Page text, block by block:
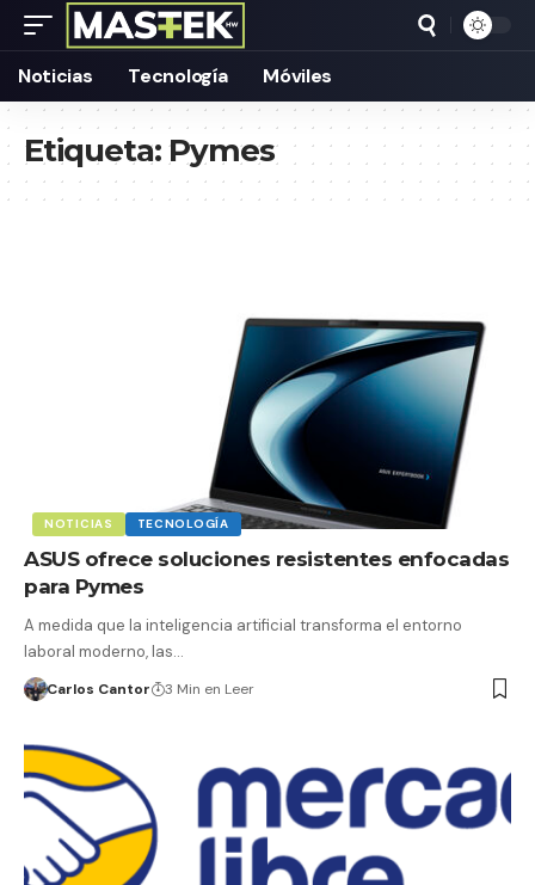
Noticias Tecnología Móviles
Etiqueta:Pymes
NOTICIAS TECNOLOGÍA
ASUS ofrece soluciones resistentes enfocadas
para Pymes
A medida que la inteligencia artificial transforma el entorno
laboral moderno, las…
Carlos Cantor 3 Min en Leer